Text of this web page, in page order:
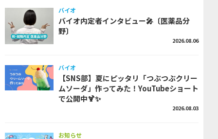
バイオ
バイオ内定者インタビュー🎤〔医薬品分
野〕
2026.08.06
バイオ
【SNS部】夏にピッタリ「つぶつぶクリー
ムソーダ」作ってみた！YouTubeショート
で公開中🍹✨
2026.08.03
お知らせ